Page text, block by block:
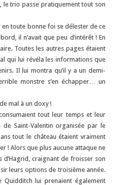
le trio passe pratiquement tout son
en toute bonne foi se délester de ce
il n’avait que peu d’intérêt ! En
Toutes les autres pages étaient
qui lui révéla les informations que
Il lui montra qu’il y a un demi-
monstre s’en échapper… un
mal à un doxy !
tout leur temps et leur
Saint-Valentin organisée par le
tout le château étaient vraiment
! Alors que plus aucune attaque ne
d’Hagrid, craignant de froisser son
leurs options de troisième année.
Quidditch lui prenaient également